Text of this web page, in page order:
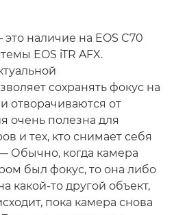
наличие на EOS C70
EOS iTR AFX.
сохранять фокус на
отворачиваются от
очень полезна для
и тех, кто снимает себя
Обычно, когда камера
был фокус, то она либо
какой-то другой объект,
пока камера снова